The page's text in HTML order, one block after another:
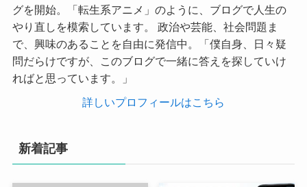
グを開始。「転生系アニメ」のように、ブログで人生の
やり直しを模索しています。 政治や芸能、社会問題ま
で、興味のあることを自由に発信中。「僕自身、日々疑
問だらけですが、このブログで一緒に答えを探していけ
ればと思っています。」
詳しいプロフィールはこちら
新着記事